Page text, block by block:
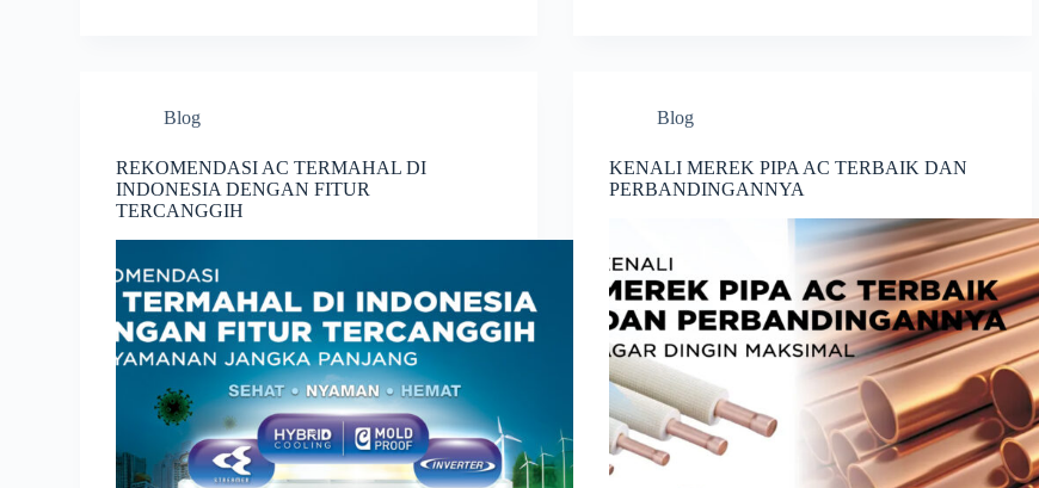
Blog
REKOMENDASI AC TERMAHAL DI
INDONESIA DENGAN FITUR
TERCANGGIH
Blog
KENALI MEREK PIPA AC TERBAIK DAN
PERBANDINGANNYA